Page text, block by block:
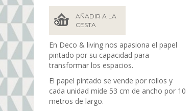
AÑADIR A LA
CESTA
En Deco & living nos apasiona el papel
pintado por su capacidad para
transformar los espacios.
El papel pintado se vende por rollos y
cada unidad mide 53 cm de ancho por 10
metros de largo.